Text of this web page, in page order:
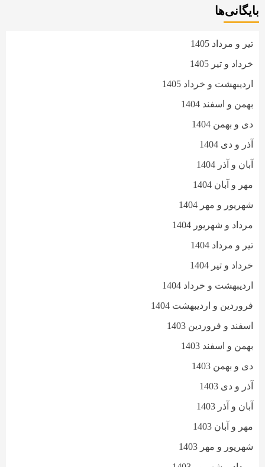
بایگانی‌ها
تیر و مرداد 1405
خرداد و تیر 1405
اردیبهشت و خرداد 1405
بهمن و اسفند 1404
دی و بهمن 1404
آذر و دی 1404
آبان و آذر 1404
مهر و آبان 1404
شهریور و مهر 1404
مرداد و شهریور 1404
تیر و مرداد 1404
خرداد و تیر 1404
اردیبهشت و خرداد 1404
فروردین و اردیبهشت 1404
اسفند و فروردین 1403
بهمن و اسفند 1403
دی و بهمن 1403
آذر و دی 1403
آبان و آذر 1403
مهر و آبان 1403
شهریور و مهر 1403